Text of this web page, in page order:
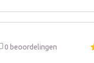
0 beoordelingen